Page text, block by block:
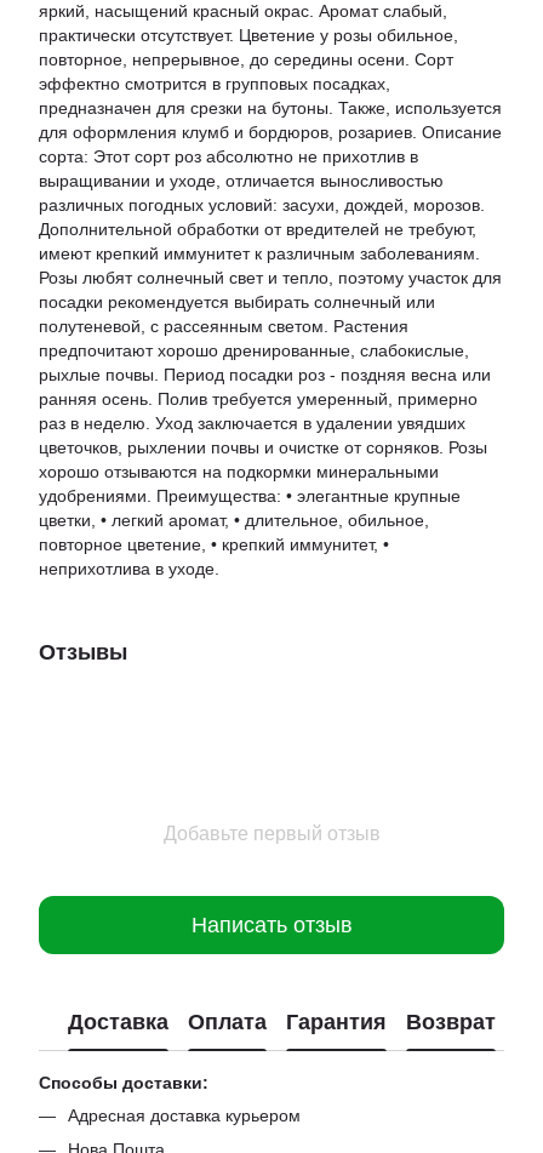
яркий, насыщений красный окрас. Аромат слабый,
практически отсутствует. Цветение у розы обильное,
повторное, непрерывное, до середины осени. Сорт
эффектно смотрится в групповых посадках,
предназначен для срезки на бутоны. Также, используется
для оформления клумб и бордюров, розариев. Описание
сорта: Этот сорт роз абсолютно не прихотлив в
выращивании и уходе, отличается выносливостью
различных погодных условий: засухи, дождей, морозов.
Дополнительной обработки от вредителей не требуют,
имеют крепкий иммунитет к различным заболеваниям.
Розы любят солнечный свет и тепло, поэтому участок для
посадки рекомендуется выбирать солнечный или
полутеневой, с рассеянным светом. Растения
предпочитают хорошо дренированные, слабокислые,
рыхлые почвы. Период посадки роз - поздняя весна или
ранняя осень. Полив требуется умеренный, примерно
раз в неделю. Уход заключается в удалении увядших
цветочков, рыхлении почвы и очистке от сорняков. Розы
хорошо отзываются на подкормки минеральными
удобрениями. Преимущества: • элегантные крупные
цветки, • легкий аромат, • длительное, обильное,
повторное цветение, • крепкий иммунитет, •
неприхотлива в уходе.
Отзывы
Добавьте первый отзыв
Написать отзыв
Доставка Оплата Гарантия Возврат
Способы доставки:
Адресная доставка курьером